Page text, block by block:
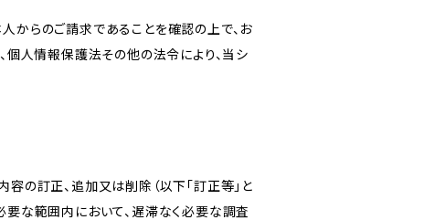
からのご請求であることを確認の上で、お
個人情報保護法その他の法令により、当シ
の訂正、追加又は削除（以下「訂正等」と
要な範囲内において、遅滞なく必要な調査